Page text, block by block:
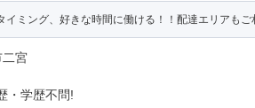
イミング、好きな時間に働ける！！配達エリアも
二宮
・学歴不問!